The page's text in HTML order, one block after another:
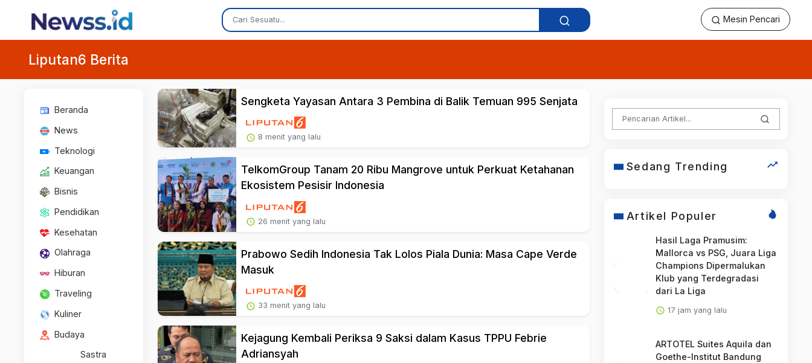
Mesin Pencari
Liputan6 Berita
Beranda
News
Teknologi
Keuangan
Bisnis
Pendidikan
Kesehatan
Olahraga
Hiburan
Traveling
Kuliner
Budaya
Sastra
Sengketa Yayasan Antara 3 Pembina di Balik Temuan 995 Senjata
8 menit yang lalu
TelkomGroup Tanam 20 Ribu Mangrove untuk Perkuat Ketahanan
Ekosistem Pesisir Indonesia
26 menit yang lalu
Prabowo Sedih Indonesia Tak Lolos Piala Dunia: Masa Cape Verde
Masuk
33 menit yang lalu
Kejagung Kembali Periksa 9 Saksi dalam Kasus TPPU Febrie
Adriansyah
Sedang Trending
Artikel Populer
Hasil Laga Pramusim:
Mallorca vs PSG, Juara Liga
Champions Dipermalukan
Klub yang Terdegradasi
dari La Liga
17 jam yang lalu
ARTOTEL Suites Aquila dan
Goethe-Institut Bandung